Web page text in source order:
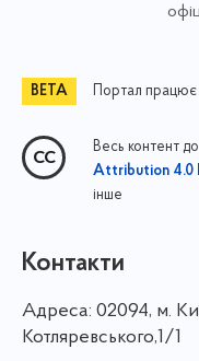
Портал
Весь контент
Attribution 4.0
інше
Контакти
Адреса: 02094, м.
Котляревського,1/1